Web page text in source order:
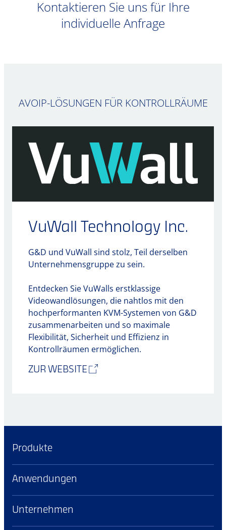
Kontaktieren Sie uns für Ihre
individuelle Anfrage
AVOIP-LÖSUNGEN FÜR KONTROLLRÄUME
VuWall Technology Inc.
G&D und VuWall sind stolz, Teil derselben
Unternehmensgruppe zu sein.
Entdecken Sie VuWalls erstklassige
Videowandlösungen, die nahtlos mit den
hochperformanten KVM-Systemen von G&D
zusammenarbeiten und so maximale
Flexibilität, Sicherheit und Effizienz in
Kontrollräumen ermöglichen.
ZUR WEBSITE
Produkte
Anwendungen
Unternehmen